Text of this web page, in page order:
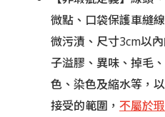
微點、口袋保護車縫
微污漬、尺寸3cm以
子溢膠、異味、掉毛
色、染色及縮水等，
接受的範圍， 不屬於